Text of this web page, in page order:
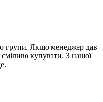
групи. Якщо менеджер дав
купувати. З нашої